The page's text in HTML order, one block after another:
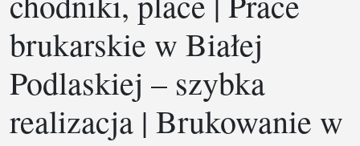
brukarskie w Białej
Podlaskiej – szybka
realizacja | Brukowanie w